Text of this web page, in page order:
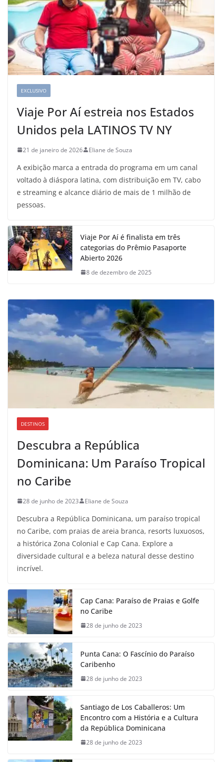
EXCLUSIVO
Viaje Por Aí estreia nos Estados
Unidos pela LATINOS TV NY
21 de janeiro de 2026 Eliane de Souza
A exibição marca a entrada do programa em um canal
voltado à diáspora latina, com distribuição em TV, cabo
e streaming e alcance diário de mais de 1 milhão de
pessoas.
Viaje Por Aí é finalista em três
categorias do Prêmio Pasaporte
Abierto 2026
8 de dezembro de 2025
DESTINOS
Descubra a República
Dominicana: Um Paraíso Tropical
no Caribe
28 de junho de 2023 Eliane de Souza
Descubra a República Dominicana, um paraíso tropical
no Caribe, com praias de areia branca, resorts luxuosos,
a histórica Zona Colonial e Cap Cana. Explore a
diversidade cultural e a beleza natural desse destino
incrível.
Cap Cana: Paraíso de Praias e Golfe
no Caribe
28 de junho de 2023
Punta Cana: O Fascínio do Paraíso
Caribenho
28 de junho de 2023
Santiago de Los Caballeros: Um
Encontro com a História e a Cultura
da República Dominicana
28 de junho de 2023